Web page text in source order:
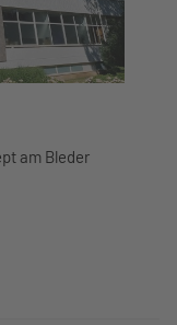
am Bleder